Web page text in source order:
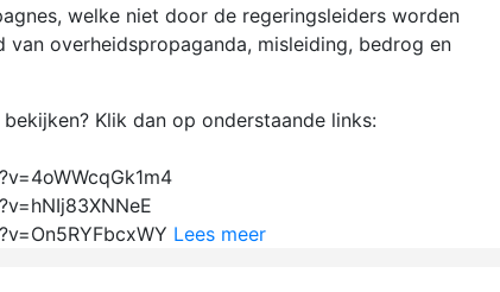
welke niet door de regeringsleiders worden
overheidspropaganda, misleiding, bedrog en
Klik dan op onderstaande links:
Lees meer